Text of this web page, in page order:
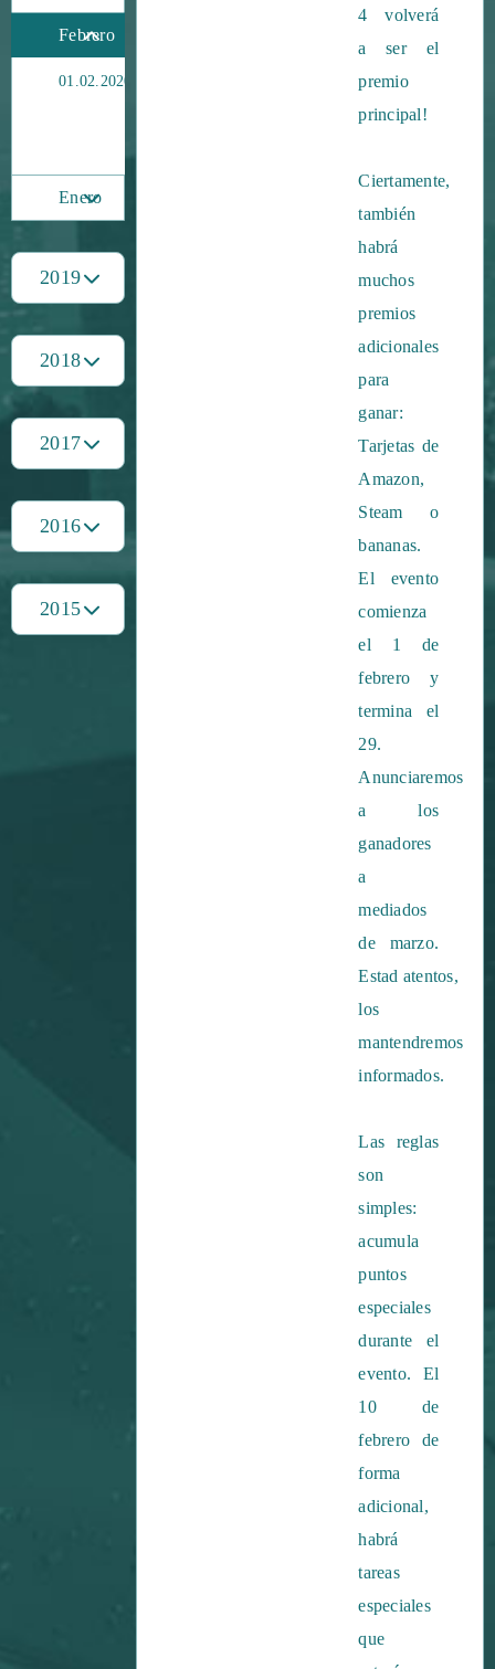
4 volverá
a ser el
premio
principal!
Ciertamente,
también
habrá
muchos
premios
adicionales
para
ganar:
Tarjetas de
Amazon,
Steam o
bananas.
El evento
comienza
el 1 de
febrero y
termina el
29.
Anunciaremos
a los
ganadores
a
mediados
de marzo.
Estad atentos,
los
mantendremos
informados.
Las reglas
son
simples:
acumula
puntos
especiales
durante el
evento. El
10 de
febrero de
forma
adicional,
habrá
tareas
especiales
que
Febrero
01.02.2020
Enero
2019
2018
2017
2016
2015